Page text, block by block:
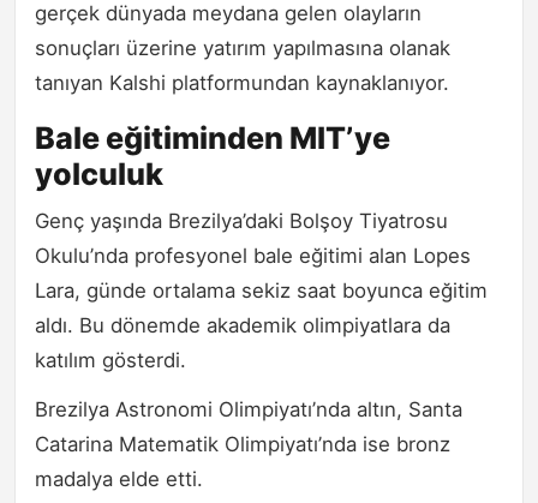
gerçek dünyada meydana gelen olayların
sonuçları üzerine yatırım yapılmasına olanak
tanıyan Kalshi platformundan kaynaklanıyor.
Bale eğitiminden MIT’ye
yolculuk
Genç yaşında Brezilya’daki Bolşoy Tiyatrosu
Okulu’nda profesyonel bale eğitimi alan Lopes
Lara, günde ortalama sekiz saat boyunca eğitim
aldı. Bu dönemde akademik olimpiyatlara da
katılım gösterdi.
Brezilya Astronomi Olimpiyatı’nda altın, Santa
Catarina Matematik Olimpiyatı’nda ise bronz
madalya elde etti.